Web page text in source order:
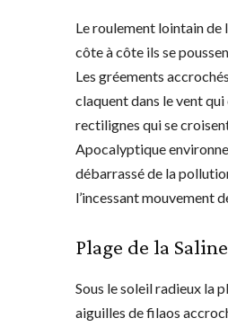
Le roulement lointain de
côte à côte ils se
Les gréements
claquent dans le vent
rectilignes qui se
Apocalyptique
débarrassé de la
l’incessant mouvement
Plage de la
Sous le soleil radieux la
aiguilles de filaos